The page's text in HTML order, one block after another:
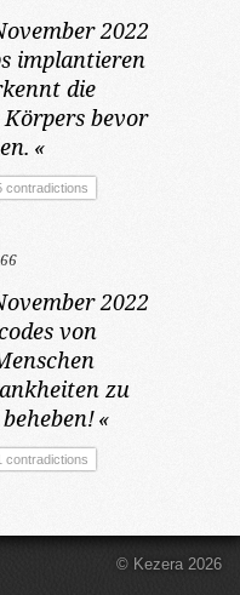
2022
implantieren
die
bevor
«
contradictions
2022
von
zu
«
contradictions
© Kezera 2026